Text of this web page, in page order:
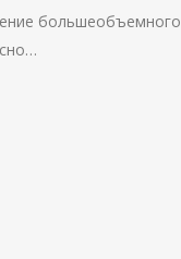
большеобъемного